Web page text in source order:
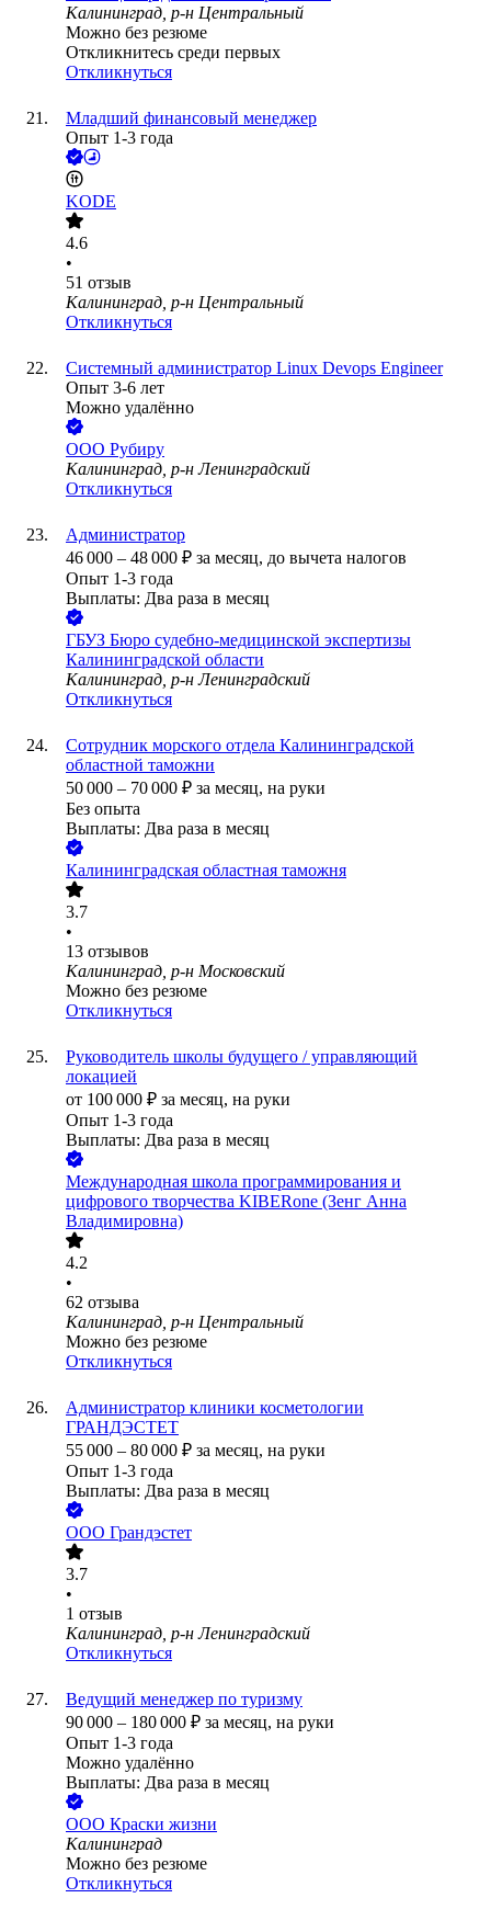
Калининград, р-н Центральный
Можно без резюме
Откликнитесь среди первых
Откликнуться
Младший финансовый менеджер
Опыт 1-3 года
KODE
4.6
•
51 отзыв
Калининград, р-н Центральный
Откликнуться
Системный администратор Linux Devops Engineer
Опыт 3-6 лет
Можно удалённо
ООО Рубиру
Калининград, р-н Ленинградский
Откликнуться
Администратор
46 000 – 48 000 ₽ за месяц, до вычета налогов
Опыт 1-3 года
Выплаты: Два раза в месяц
ГБУЗ Бюро судебно-медицинской экспертизы
Калининградской области
Калининград, р-н Ленинградский
Откликнуться
Сотрудник морского отдела Калининградской
областной таможни
50 000 – 70 000 ₽ за месяц, на руки
Без опыта
Выплаты: Два раза в месяц
Калининградская областная таможня
3.7
•
13 отзывов
Калининград, р-н Московский
Можно без резюме
Откликнуться
Руководитель школы будущего / управляющий
локацией
от 100 000 ₽ за месяц, на руки
Опыт 1-3 года
Выплаты: Два раза в месяц
Международная школа программирования и
цифрового творчества KIBERone (Зенг Анна
Владимировна)
4.2
•
62 отзыва
Калининград, р-н Центральный
Можно без резюме
Откликнуться
Администратор клиники косметологии
ГРАНДЭСТЕТ
55 000 – 80 000 ₽ за месяц, на руки
Опыт 1-3 года
Выплаты: Два раза в месяц
ООО Грандэстет
3.7
•
1 отзыв
Калининград, р-н Ленинградский
Откликнуться
Ведущий менеджер по туризму
90 000 – 180 000 ₽ за месяц, на руки
Опыт 1-3 года
Можно удалённо
Выплаты: Два раза в месяц
ООО Краски жизни
Калининград
Можно без резюме
Откликнуться